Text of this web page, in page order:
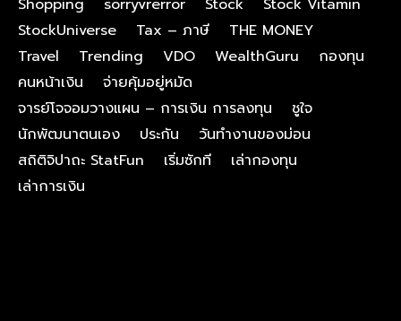
Shopping
sorryvrerror Stock
Stock Vitamin
StockUniverse
Tax – ภาษี
THE MONEY
Travel
Trending VDO WealthGuru
กองทุน
คนหน้าเงิน
จ่ายคุ้มอยู่หมัด
จารย์โจจอมวางแผน – การเงิน การลงทุน
ชูใจ
นักพัฒนาตนเอง
ประกัน
วันทำงานของม่อน
สถิติจิปาถะ StatFun
เริ่มซักที
เล่ากองทุน
เล่าการเงิน